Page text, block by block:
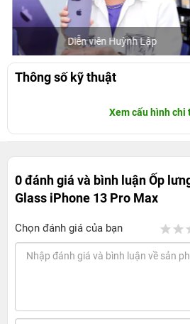
Diễn viên Huỳnh Lập
Thông số kỹ thuật
Xem cấu hình chi
0 đánh giá và bình luậnỐp
Glass iPhone 13 Pro Max
Chọn đánh giá của bạn